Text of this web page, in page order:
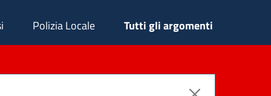
Polizia Locale Tutti gli argomenti